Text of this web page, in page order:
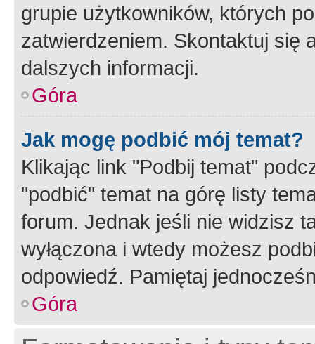
grupie użytkowników, których
zatwierdzeniem. Skontaktuj się
dalszych informacji.
Góra
Jak mogę podbić mój temat?
Klikając link "Podbij temat"
"podbić" temat na górę listy
forum. Jednak jeśli nie widzisz
wyłączona i wtedy możesz
odpowiedź. Pamiętaj
Góra